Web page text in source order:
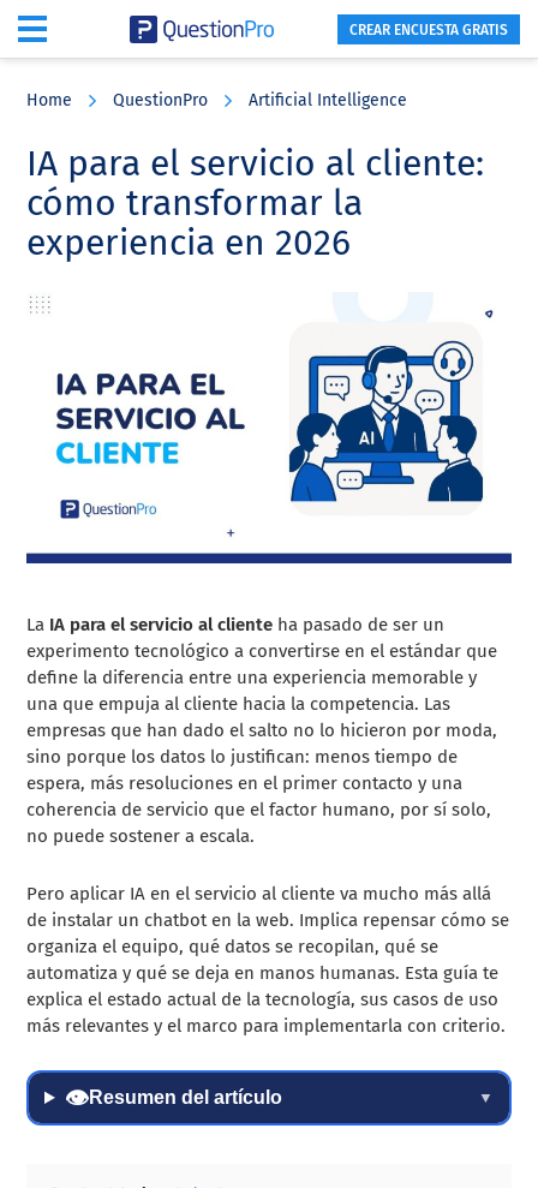
content
sidebar
CREAR ENCUESTA GRATIS
Home QuestionPro Artificial Intelligence
IA para el servicio al cliente:
cómo transformar la
experiencia en 2026
La IA para el servicio al cliente ha pasado de ser un
experimento tecnológico a convertirse en el estándar que
define la diferencia entre una experiencia memorable y
una que empuja al cliente hacia la competencia. Las
empresas que han dado el salto no lo hicieron por moda,
sino porque los datos lo justifican: menos tiempo de
espera, más resoluciones en el primer contacto y una
coherencia de servicio que el factor humano, por sí solo,
no puede sostener a escala.
Pero aplicar IA en el servicio al cliente va mucho más allá
de instalar un chatbot en la web. Implica repensar cómo se
organiza el equipo, qué datos se recopilan, qué se
automatiza y qué se deja en manos humanas. Esta guía te
explica el estado actual de la tecnología, sus casos de uso
más relevantes y el marco para implementarla con criterio.
👁Resumen del artículo ▼